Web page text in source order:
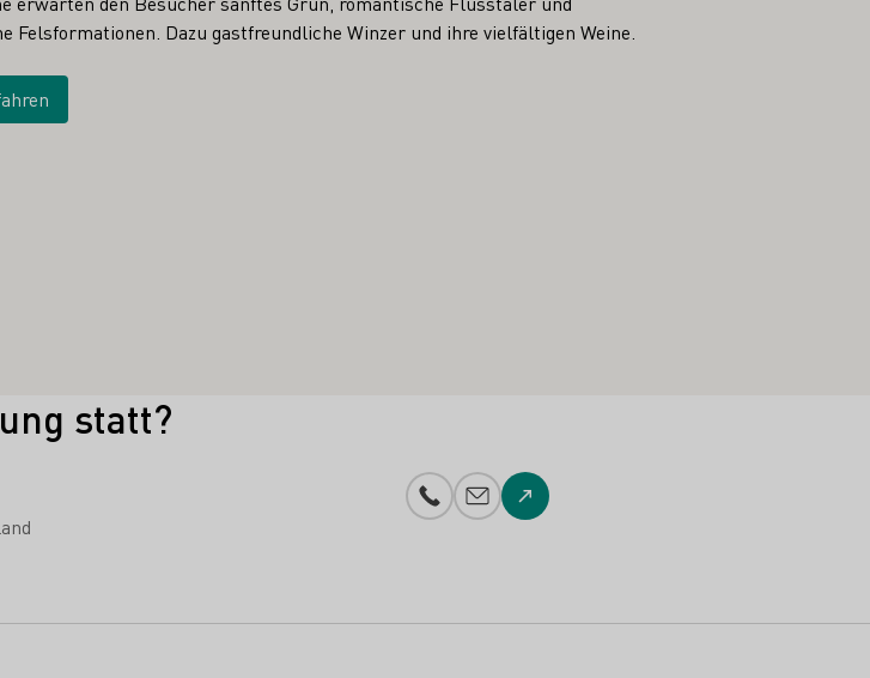
Felsformationen. Dazu gastfreundliche Winzer und ihre vielfältigen Weine.
statt?
Telefonnummer
E-Mail-Adresse
Zur Website